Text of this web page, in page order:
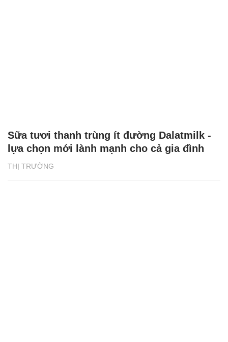
THỊ TRƯỜNG
Sữa tươi thanh trùng ít đường Dalatmilk -
lựa chọn mới lành mạnh cho cả gia đình